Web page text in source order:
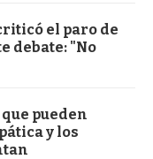
el paro de
debate: "No
pueden
y los